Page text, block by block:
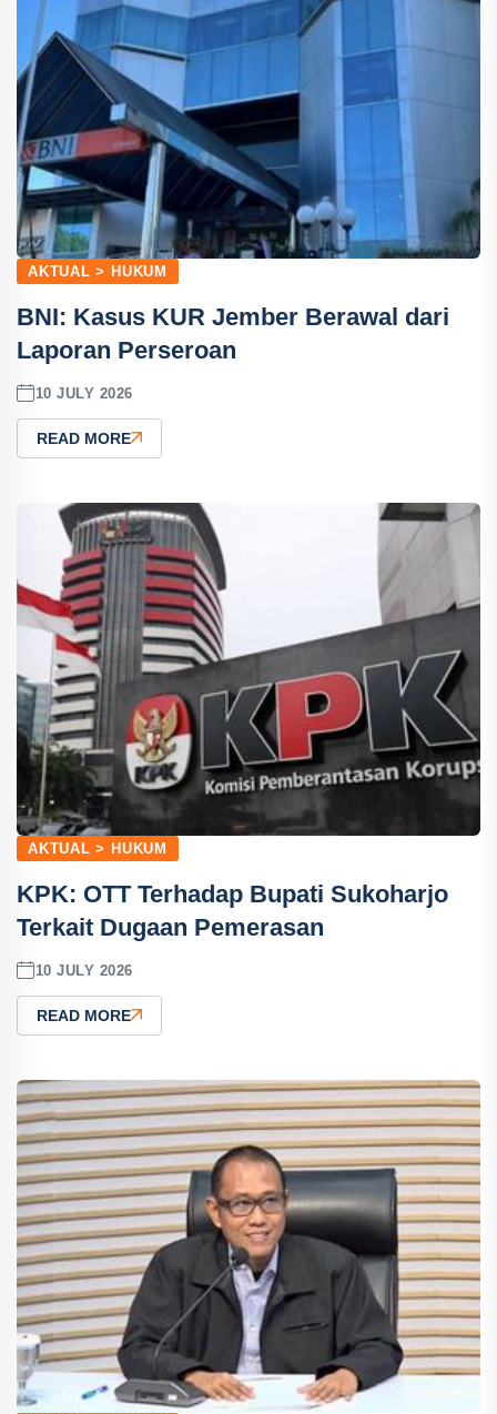
AKTUAL > HUKUM
BNI: Kasus KUR Jember Berawal dari
Laporan Perseroan
10 JULY 2026
READ MORE
AKTUAL > HUKUM
KPK: OTT Terhadap Bupati Sukoharjo
Terkait Dugaan Pemerasan
10 JULY 2026
READ MORE